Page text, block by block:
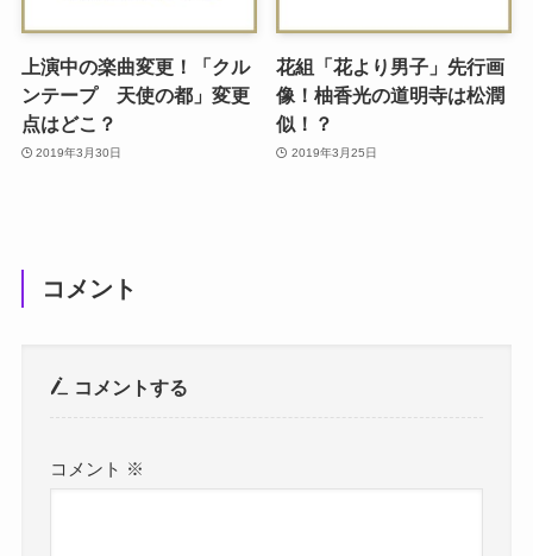
上演中の楽曲変更！「クル
ンテープ 天使の都」変更
点はどこ？
2019年3月30日
花組「花より男子」先行画
像！柚香光の道明寺は松潤
似！？
2019年3月25日
コメント
コメントする
コメント ※